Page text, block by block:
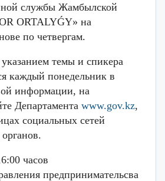
службы Жамбылской
ORTALYǴY» на
по четвергам.
темы и спикера
каждый понедельник в
информации, на
Департамента www.gov.kz,
социальных сетей
часов
предпринимательсва